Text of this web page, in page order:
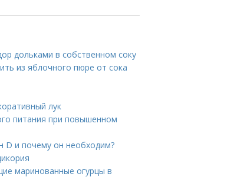
дольками в собственном соку
из яблочного пюре от сока
лук
питания при повышенном
D и почему он необходим?
маринованные огурцы в